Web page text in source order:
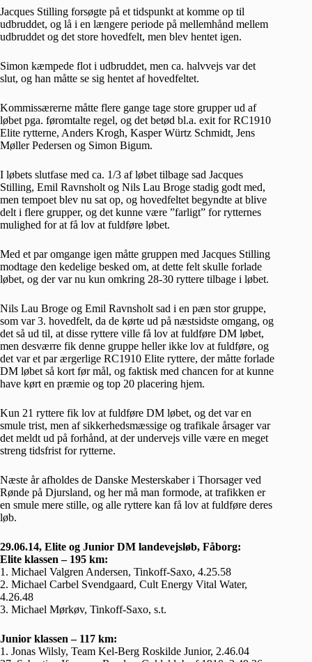
Jacques Stilling forsøgte på et tidspunkt at komme op til
udbruddet, og lå i en længere periode på mellemhånd mellem
udbruddet og det store hovedfelt, men blev hentet igen.
Simon kæmpede flot i udbruddet, men ca. halvvejs var det
slut, og han måtte se sig hentet af hovedfeltet.
Kommissærerne måtte flere gange tage store grupper ud af
løbet pga. føromtalte regel, og det betød bl.a. exit for RC1910
Elite rytterne, Anders Krogh, Kasper Würtz Schmidt, Jens
Møller Pedersen og Simon Bigum.
I løbets slutfase med ca. 1/3 af løbet tilbage sad Jacques
Stilling, Emil Ravnsholt og Nils Lau Broge stadig godt med,
men tempoet blev nu sat op, og hovedfeltet begyndte at blive
delt i flere grupper, og det kunne være ”farligt” for rytternes
mulighed for at få lov at fuldføre løbet.
Med et par omgange igen måtte gruppen med Jacques Stilling
modtage den kedelige besked om, at dette felt skulle forlade
løbet, og der var nu kun omkring 28-30 ryttere tilbage i løbet.
Nils Lau Broge og Emil Ravnsholt sad i en pæn stor gruppe,
som var 3. hovedfelt, da de kørte ud på næstsidste omgang, og
det så ud til, at disse ryttere ville få lov at fuldføre DM løbet,
men desværre fik denne gruppe heller ikke lov at fuldføre, og
det var et par ærgerlige RC1910 Elite ryttere, der måtte forlade
DM løbet så kort før mål, og faktisk med chancen for at kunne
have kørt en præmie og top 20 placering hjem.
Kun 21 ryttere fik lov at fuldføre DM løbet, og det var en
smule trist, men af sikkerhedsmæssige og trafikale årsager var
det meldt ud på forhånd, at der undervejs ville være en meget
streng tidsfrist for rytterne.
Næste år afholdes de Danske Mesterskaber i Thorsager ved
Rønde på Djursland, og her må man formode, at trafikken er
en smule mere stille, og alle ryttere kan få lov at fuldføre deres
løb.
29.06.14, Elite og Junior DM landevejsløb, Fåborg:
Elite klassen – 195 km:
1. Michael Valgren Andersen, Tinkoff-Saxo, 4.25.58
2. Michael Carbel Svendgaard, Cult Energy Vital Water,
4.26.48
3. Michael Mørkøv, Tinkoff-Saxo, s.t.
Junior klassen – 117 km:
1. Jonas Wilsly, Team Kel-Berg Roskilde Junior, 2.46.04